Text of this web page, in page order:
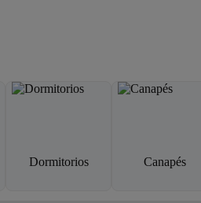
Dormitorios Canapés